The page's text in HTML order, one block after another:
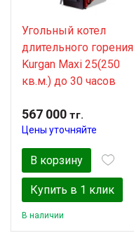
Угольный котел
длительного горения
Kurgan Maxi 25(250
кв.м.) до 30 часов
567 000 тг.
Цены уточняйте
В корзину
Купить в 1 клик
В наличии